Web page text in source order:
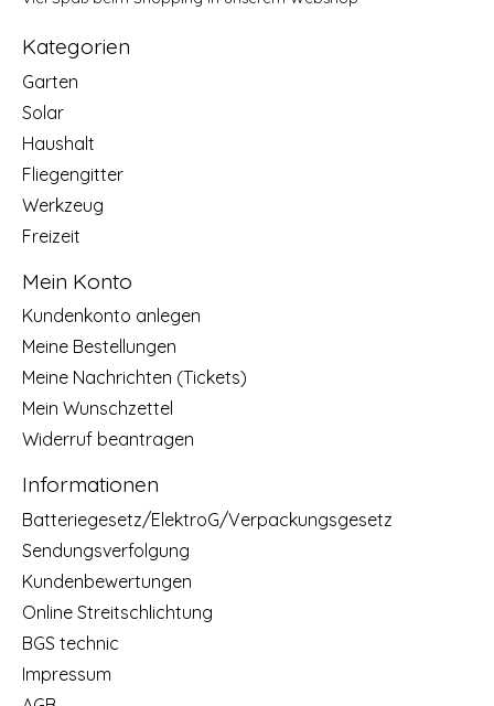
Kategorien
Garten
Solar
Haushalt
Fliegengitter
Werkzeug
Freizeit
Mein Konto
Kundenkonto anlegen
Meine Bestellungen
Meine Nachrichten (Tickets)
Mein Wunschzettel
Widerruf beantragen
Informationen
Batteriegesetz/ElektroG/Verpackungsgesetz
Sendungsverfolgung
Kundenbewertungen
Online Streitschlichtung
BGS technic
Impressum